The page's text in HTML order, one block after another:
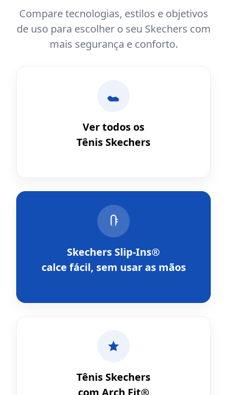
Compare tecnologias, estilos e objetivos
de uso para escolher o seu Skechers com
mais segurança e conforto.
Ver todos os
Tênis Skechers
Skechers Slip-Ins®
calce fácil, sem usar as mãos
Tênis Skechers
com Arch Fit®